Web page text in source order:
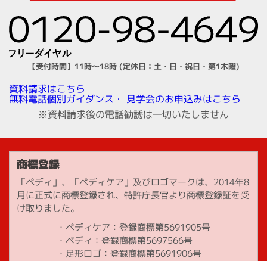
【受付時間】11時～18時 (定休日：土・日・祝日・第1木曜)
資料請求はこちら
無料電話個別ガイダンス・ 見学会のお申込みはこちら
※資料請求後の電話勧誘は一切いたしません
商標登録
「ペディ」、「ペディケア」及びロゴマークは、2014年8
月に正式に商標登録され、特許庁長官より商標登録証を受
け取りました。
ペディケア：登録商標第5691905号
ペディ：登録商標第5697566号
足形ロゴ：登録商標第5691906号